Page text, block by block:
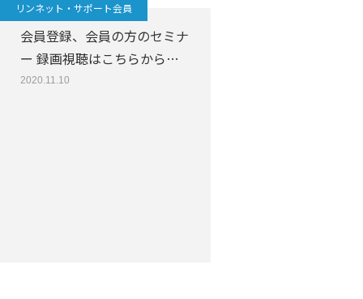
リンネット・サポート会員
会員登録、会員の方のセミナ
ー 録画視聴はこちらから…
2020.11.10